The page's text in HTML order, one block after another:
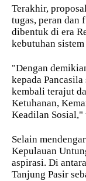
Terakhir,
tugas, peran dan
dibentuk di era
kebutuhan
"Dengan
kepada
kembali terajut
Ketuhanan,
Keadilan Sosial,"
Selain
Kepulauan
aspirasi. Di
Tanjung Pasir